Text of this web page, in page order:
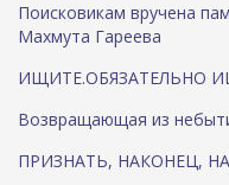
Поисковикам вручена
Махмута Гареева
ИЩИТЕ.ОБЯЗАТЕЛЬНО
Возвращающая из
ПРИЗНАТЬ, НАКОНЕЦ,